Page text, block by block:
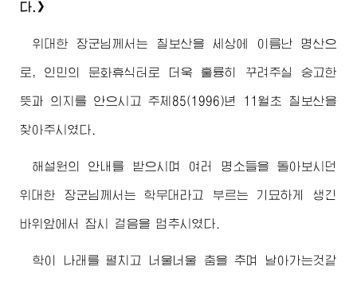
다.》
위대한 장군님께서는 칠보산을 세상에 이름난 명산으
로, 인민의 문화휴식터로 더욱 훌륭히 꾸려주실 숭고한
뜻과 의지를 안으시고 주체85(1996)년 11월초 칠보산을
찾아주시였다.
해설원의 안내를 받으시며 여러 명소들을 돌아보시던
위대한 장군님께서 는 학무대라고 부르는 기묘하게 생긴
바위앞에서 잠시 걸음을 멈추시였다.
학이 나래를 펼치고 너울너울 춤을 추며 날아가는것같